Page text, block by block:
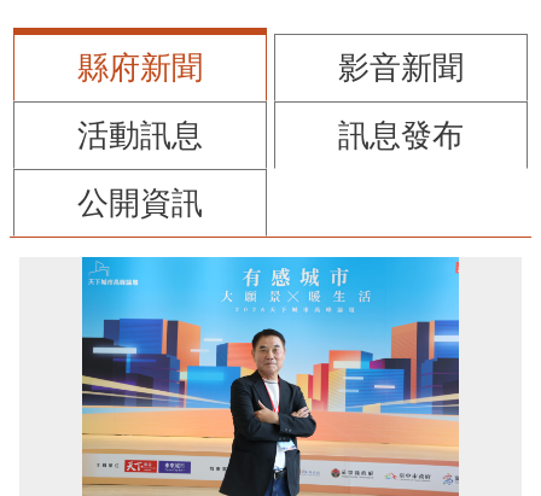
縣府新聞
影音新聞
活動訊息
訊息發布
公開資訊